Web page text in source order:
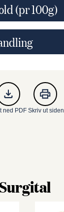
(pr 100g)
ned PDF Skriv ut siden